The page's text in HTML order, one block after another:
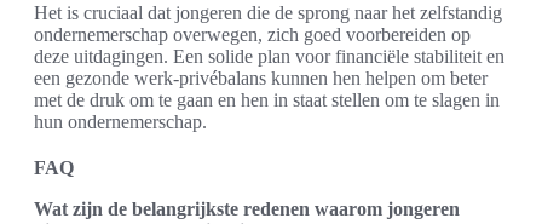
Het is cruciaal dat jongeren die de sprong naar het zelfstandig
ondernemerschap overwegen, zich goed voorbereiden op
deze uitdagingen. Een solide plan voor financiële stabiliteit en
een gezonde werk-privébalans kunnen hen helpen om beter
met de druk om te gaan en hen in staat stellen om te slagen in
hun ondernemerschap.
FAQ
Wat zijn de belangrijkste redenen waarom jongeren